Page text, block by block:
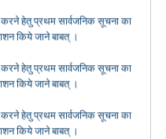
किये जाने बाबत् ।
किये जाने बाबत् ।
किये जाने बाबत् ।